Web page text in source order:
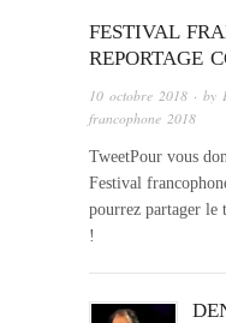
FESTIVAL
REPORTAGE
10 octobre 2018 · by
francophone 2018
TweetPour vous
Festival
pourrez partager le
!